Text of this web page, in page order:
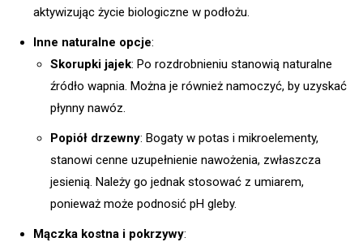
aktywizując życie biologiczne w podłożu.
Inne naturalne opcje:
Skorupki jajek: Po rozdrobnieniu stanowią naturalne
źródło wapnia. Można je również namoczyć, by uzyskać
płynny nawóz.
Popiół drzewny: Bogaty w potas i mikroelementy,
stanowi cenne uzupełnienie nawożenia, zwłaszcza
jesienią. Należy go jednak stosować z umiarem,
ponieważ może podnosić pH gleby.
Mączka kostna i pokrzywy: